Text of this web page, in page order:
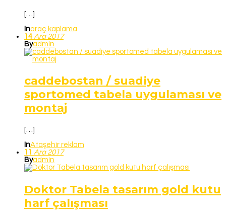
[…]
Inaraç kaplama
14 Ara 2017
Byadmin
caddebostan / suadiye
sportomed tabela uygulaması ve
montaj
[…]
InAtaşehir reklam
11 Ara 2017
Byadmin
Doktor Tabela tasarım gold kutu
harf çalışması